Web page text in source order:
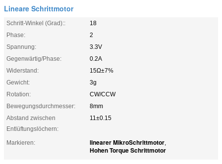
Lineare Schrittmotor
Schritt-Winkel (Grad)::
18
Phase:
2
Spannung:
3.3V
Gegenwärtig/Phase:
0.2A
Widerstand:
15Ω±7%
Gewicht:
3g
Rotation:
CW/CCW
Bewegungsdurchmesser:
8mm
Abstand zwischen
Entlüftungslöchern:
11±0.15
Markieren: linearer MikroSchrittmotor,
Hohen Torque Schrittmotor